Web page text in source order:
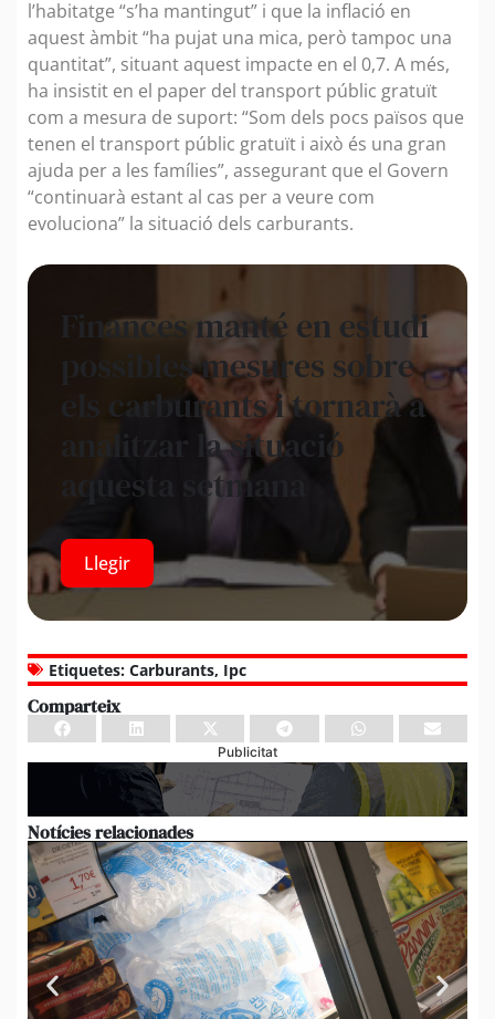
l’habitatge “s’ha mantingut” i que la inflació en
aquest àmbit “ha pujat una mica, però tampoc una
quantitat”, situant aquest impacte en el 0,7. A més,
ha insistit en el paper del transport públic gratuït
com a mesura de suport: “Som dels pocs països que
tenen el transport públic gratuït i això és una gran
ajuda per a les famílies”, assegurant que el Govern
“continuarà estant al cas per a veure com
evoluciona” la situació dels carburants.
Finances manté en estudi
possibles mesures sobre
els carburants i tornarà a
analitzar la situació
aquesta setmana
Llegir
Etiquetes: Carburants, Ipc
Comparteix
Publicitat
Notícies relacionades